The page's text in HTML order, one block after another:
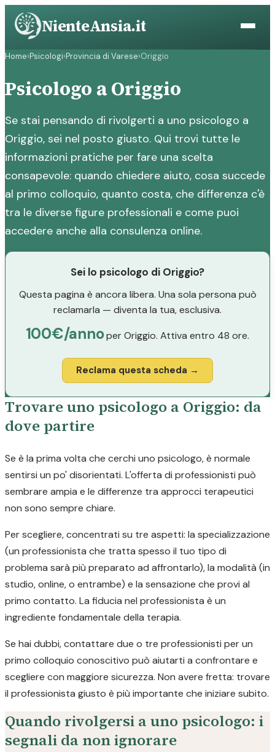
Vai
contenuto
NienteAnsia.it
Home›Psicologi›Provincia di Varese›Origgio
Psicologo a Origgio
Se stai pensando di rivolgerti a uno psicologo a
Origgio, sei nel posto giusto. Qui trovi tutte le
informazioni pratiche per fare una scelta
consapevole: quando chiedere aiuto, cosa succede
al primo colloquio, quanto costa, che differenza c'è
tra le diverse figure professionali e come puoi
accedere anche alla consulenza online.
Sei lo psicologo di Origgio?
Questa pagina è ancora libera. Una sola persona può
reclamarla — diventa la tua, esclusiva.
100€/annoper Origgio. Attiva entro 48 ore.
Reclama questa scheda →
Trovare uno psicologo a Origgio: da
dove partire
Se è la prima volta che cerchi uno psicologo, è normale
sentirsi un po' disorientati. L'offerta di professionisti può
sembrare ampia e le differenze tra approcci terapeutici
non sono sempre chiare.
Per scegliere, concentrati su tre aspetti: la specializzazione
(un professionista che tratta spesso il tuo tipo di
problema sarà più preparato ad affrontarlo), la modalità (in
studio, online, o entrambe) e la sensazione che provi al
primo contatto. La fiducia nel professionista è un
ingrediente fondamentale della terapia.
Se hai dubbi, contattare due o tre professionisti per un
primo colloquio conoscitivo può aiutarti a confrontare e
scegliere con maggiore sicurezza. Non avere fretta: trovare
il professionista giusto è più importante che iniziare subito.
Quando rivolgersi a uno psicologo: i
segnali da non ignorare